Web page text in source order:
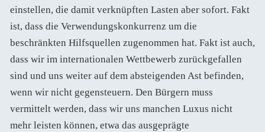
einstellen, die damit verknüpften Lasten aber sofort. Fakt
ist, dass die Verwendungskonkurrenz um die
beschränkten Hilfsquellen zugenommen hat. Fakt ist auch,
dass wir im internationalen Wettbewerb zurückgefallen
sind und uns weiter auf dem absteigenden Ast befinden,
wenn wir nicht gegensteuern. Den Bürgern muss
vermittelt werden, dass wir uns manchen Luxus nicht
mehr leisten können, etwa das ausgeprägte